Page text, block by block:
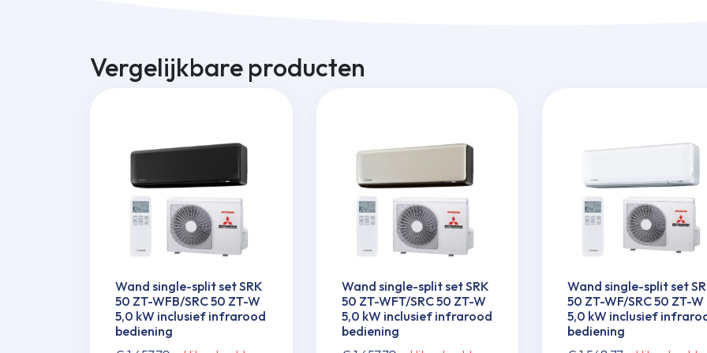
Vergelijkbare producten
Wand single-split set SRK
50 ZT-WFB/SRC 50 ZT-W
5,0 kW inclusief infrarood
bediening
Wand single-split set SRK
50 ZT-WFT/SRC 50 ZT-W
5,0 kW inclusief infrarood
bediening
Wand single-split set
50 ZT-WF/SRC 50 ZT-W
5,0 kW inclusief
bediening